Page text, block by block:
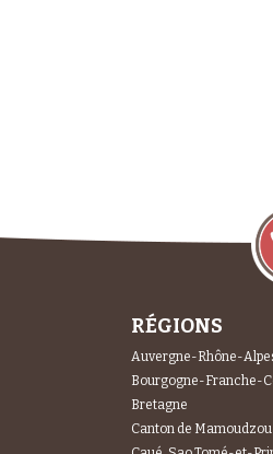
RÉGIONS
Auvergne-Rhône-
Bourgogne-Franche-
Bretagne
Canton de